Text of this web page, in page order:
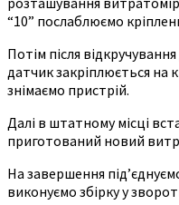
“10” послаблюємо
Потім після
датчик закріплюється
знімаємо пристрій.
Далі в штатному місці
приготований новий
На завершення
виконуємо збірку у